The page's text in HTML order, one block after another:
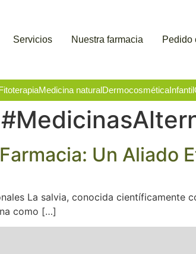
Servicios Nuestra farmacia Pedido
Medicina naturalDermocosméticaInfantil
Un Aliado
La salvia, conocida científicamente
como […]